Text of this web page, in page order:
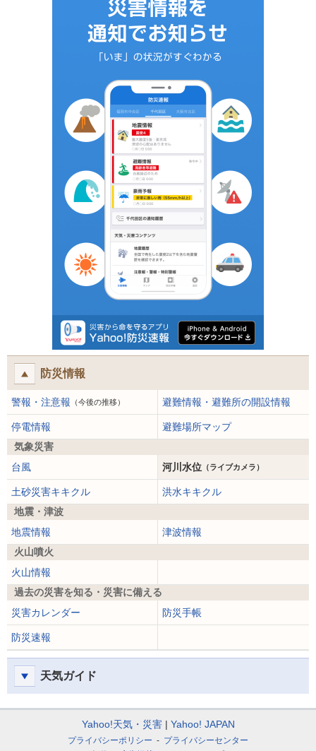
防災情報
警報・注意報 （今後の推移） 避難情報・避難所の開設情報
停電情報
避難場所マップ
気象災害
台風
河川水位 （ライブカメラ）
土砂災害キキクル
洪水キキクル
地震・津波
地震情報
津波情報
火山噴火
火山情報
過去の災害を知る・災害に備える
災害カレンダー
防災手帳
防災速報
天気ガイド
Yahoo!天気・災害 Yahoo! JAPAN
プライバシーポリシー
プライバシーセンター